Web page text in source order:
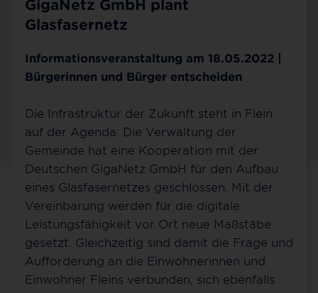
GigaNetz GmbH plant
Glasfasernetz
Informationsveranstaltung am 18.05.2022 |
Bürgerinnen und Bürger entscheiden
Die Infrastruktur der Zukunft steht in Flein
auf der Agenda: Die Verwaltung der
Gemeinde hat eine Kooperation mit der
Deutschen GigaNetz GmbH für den Aufbau
eines Glasfasernetzes geschlossen. Mit der
Vereinbarung werden für die digitale
Leistungsfähigkeit vor Ort neue Maßstäbe
gesetzt. Gleichzeitig sind damit die Frage und
Aufforderung an die Einwohnerinnen und
Einwohner Fleins verbunden, sich ebenfalls
Kontakt für Flein
Sie möchten mehr über 100 % Glasfaser bis ins
Zuhause (FTTH), über unsere günstigen MyNet-
Tarife und unsere Zusatzoptionen erfahren? Oder